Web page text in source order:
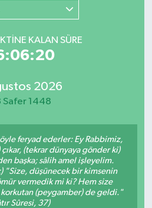
KALAN SÜRE
2026
Safer 1448
feryad ederler: Ey Rabbimiz,
(tekrar dünyaya gönder ki)
başka; sâlih amel işleyelim.
"Size, düşünecek bir kimsenin
vermedik mi ki? Hem size
korkutan (peygamber) de geldi."
Sûresi, 37)